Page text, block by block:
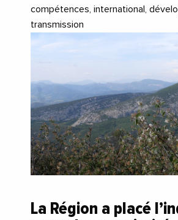
compétences, international,
transmission
La Région a placé